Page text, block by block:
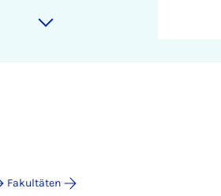
Fakultäten